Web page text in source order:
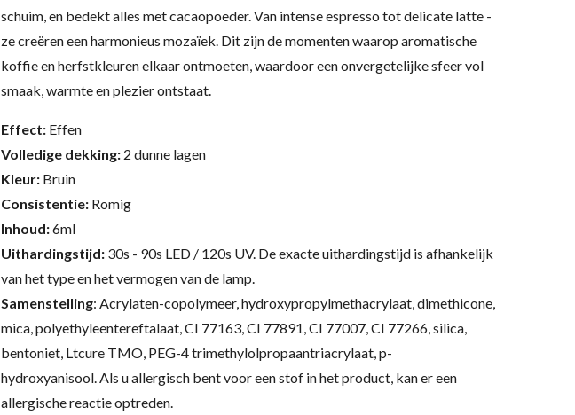
schuim, en bedekt alles met cacaopoeder. Van intense espresso tot delicate latte -
ze creëren een harmonieus mozaïek. Dit zijn de momenten waarop aromatische
koffie en herfstkleuren elkaar ontmoeten, waardoor een onvergetelijke sfeer vol
smaak, warmte en plezier ontstaat.
Effect: Effen
Volledige dekking: 2 dunne lagen
Kleur: Bruin
Consistentie: Romig
Inhoud:6ml
Uithardingstijd: 30s - 90s LED / 120s UV. De exacte uithardingstijd is afhankelijk
van het type en het vermogen van de lamp.
Samenstelling: Acrylaten-copolymeer, hydroxypropylmethacrylaat, dimethicone,
mica, polyethyleentereftalaat, CI 77163, CI 77891, CI 77007, CI 77266, silica,
bentoniet, Ltcure TMO, PEG-4 trimethylolpropaantriacrylaat, p-
hydroxyanisool. Als u allergisch bent voor een stof in het product, kan er een
allergische reactie optreden.